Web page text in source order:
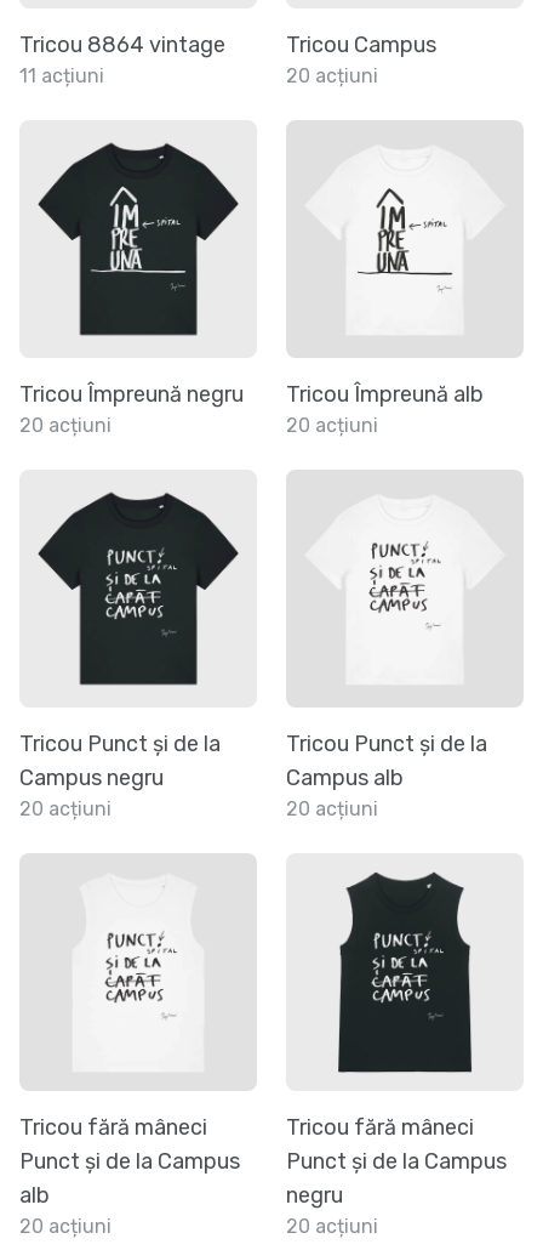
Tricou 8864 vintage
11 acțiuni
Tricou Campus
20 acțiuni
Tricou Împreună negru
20 acțiuni
Tricou Împreună alb
20 acțiuni
Tricou Punct și de la
Campus negru
20 acțiuni
Tricou Punct și de la
Campus alb
20 acțiuni
Tricou fără mâneci
Punct și de la Campus
alb
20 acțiuni
Tricou fără mâneci
Punct și de la Campus
negru
20 acțiuni